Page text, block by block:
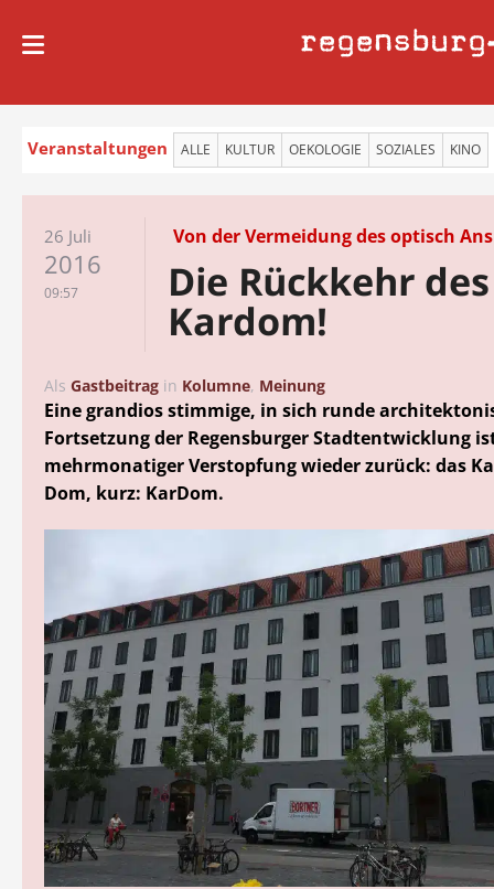
regensburg
Veranstaltungen ALLE KULTUR OEKOLOGIE SOZIALES KINO
26 Juli
2016
09:57
Von der Vermeidung des optisch
Die Rückkehr des
Kardom!
Als Gastbeitrag in Kolumne, Meinung
Eine grandios stimmige, in sich runde
Fortsetzung der Regensburger Stadtentwicklung
mehrmonatiger Verstopfung wieder zurück: das
Dom, kurz: KarDom.